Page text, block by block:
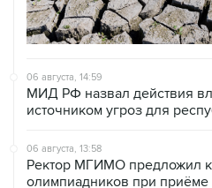
06 августа, 14:59
МИД РФ назвал действия
источником угроз для
06 августа, 13:58
Ректор МГИМО предложил
олимпиадников при приёме